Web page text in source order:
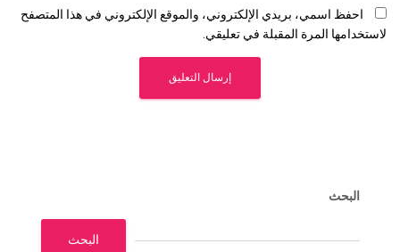
احفظ اسمي، بريدي الإلكتروني، والموقع الإلكتروني في هذا المتصفح
لاستخدامها المرة المقبلة في تعليقي.
البحث
البحث